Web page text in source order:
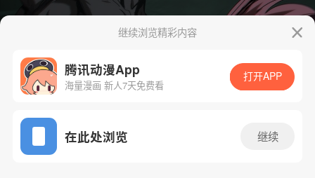
App免费看
继续浏览精彩内容
腾讯动漫App
海量漫画 新人7天免费看
打开APP
在此处浏览 继续